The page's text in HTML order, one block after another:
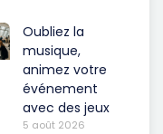
Oubliez la
musique,
animez votre
événement
avec des jeux
5 août 2026